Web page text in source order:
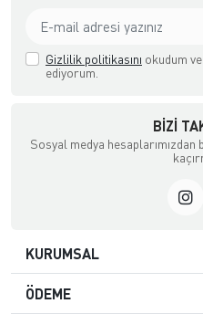
Gizlilik politikasını okudum
ediyorum.
BIZI
Sosyal medya
KURUMSAL
ÖDEME